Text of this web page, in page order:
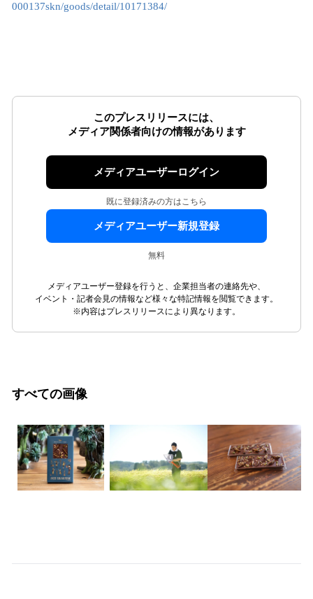
000137skn/goods/detail/10171384/
このプレスリリースには、
メディア関係者向けの情報があります
メディアユーザーログイン
既に登録済みの方はこちら
メディアユーザー新規登録
無料
メディアユーザー登録を行うと、企業担当者の連絡先や、
イベント・記者会見の情報など様々な特記情報を閲覧できます。
※内容はプレスリリースにより異なります。
すべての画像